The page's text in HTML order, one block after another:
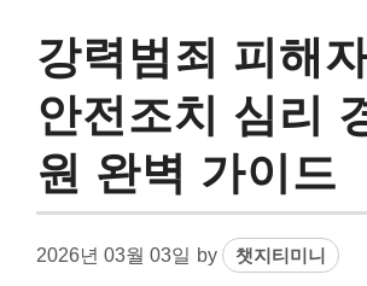
강력범죄 피해
안전조치 심리
원 완벽 가이드
2026년 03월 03일 by 챗지티미니